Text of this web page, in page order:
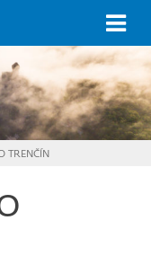
TRENČÍN